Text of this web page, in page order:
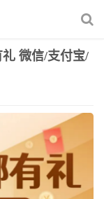
礼 微信/支付宝/